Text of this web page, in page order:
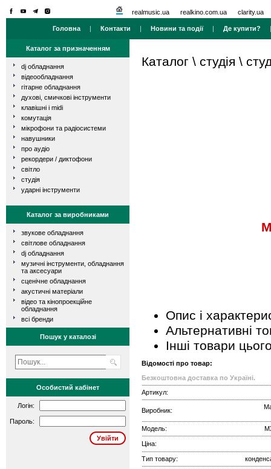
realmusic.ua realkino.com.ua clarity.ua
Головна | Контакти | Новини та події| Де купити?
Каталог за призначенням
dj обладнання
відеообладнання
гітарне обладнання
духові, смичкові інструменти
клавішні і midi
комутація
мікрофони та радіосистеми
навушники
про аудіо
рекордери / диктофони
світло
студія
ударні інструменти
Каталог за виробниками
звукове обладнання
світлове обладнання
dj обладнання
музичні інструменти, обладнання
та аксесуари
сценічне обладнання
акустичні матеріали
відео та кінопроекційне
обладнання
всі бренди
Пошук у каталозі
Особистий кабінет
Логін:
Пароль:
Каталог \ студія \
Опис і
Альтернативні
Інші товари
Відомості про товар:
Безкоштовна доставка по Україні.
Артикул:
Виробник:
Модель:
Ціна:
Тип товару: